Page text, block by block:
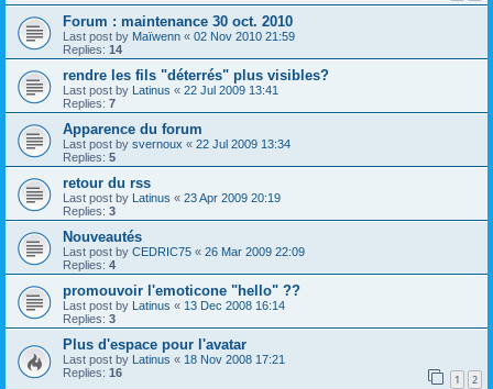
Forum : maintenance 30 oct. 2010
Last post by Maïwenn « 02 Nov 2010 21:59
Replies: 14
rendre les fils "déterrés" plus visibles?
Last post by Latinus « 22 Jul 2009 13:41
Replies: 7
Apparence du forum
Last post by svernoux « 22 Jul 2009 13:34
Replies: 5
retour du rss
Last post by Latinus « 23 Apr 2009 20:19
Replies: 3
Nouveautés
Last post by CEDRIC75 « 26 Mar 2009 22:09
Replies: 4
promouvoir l'emoticone "hello" ??
Last post by Latinus « 13 Dec 2008 16:14
Replies: 3
Plus d'espace pour l'avatar
Last post by Latinus « 18 Nov 2008 17:21
Replies: 16 1 2